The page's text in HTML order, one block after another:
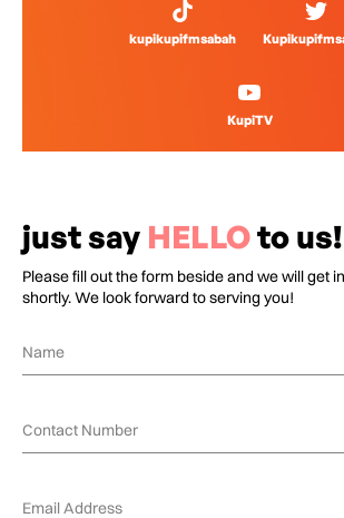
kupikupifmsabah
KupiTV
just say HELLOto us!
Please fill out the form beside and we will get
shortly. We look forward to serving you!